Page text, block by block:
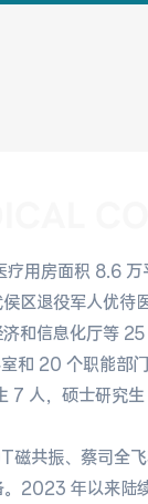
用房面积 8.6
区退役军人优
和信息化厅等
和 20 个职能
人，硕士研究
共振、蔡司全
2023 年以来